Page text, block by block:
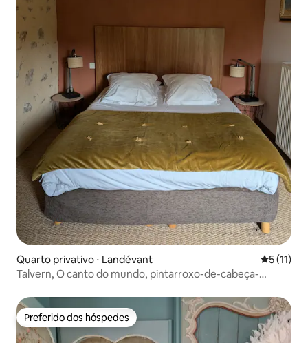
Quarto privativo ⋅ Landévant 5 de uma
5 (11)
Talvern, O canto do mundo, pintarroxo-de-cabeça-
Preferido dos hóspedes
Preferido dos hóspedes